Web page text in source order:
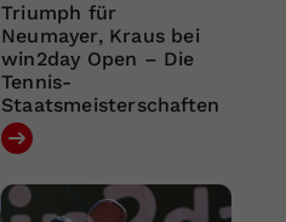
Triumph für
Neumayer, Kraus bei
win2day Open – Die
Tennis-
Staatsmeisterschaften